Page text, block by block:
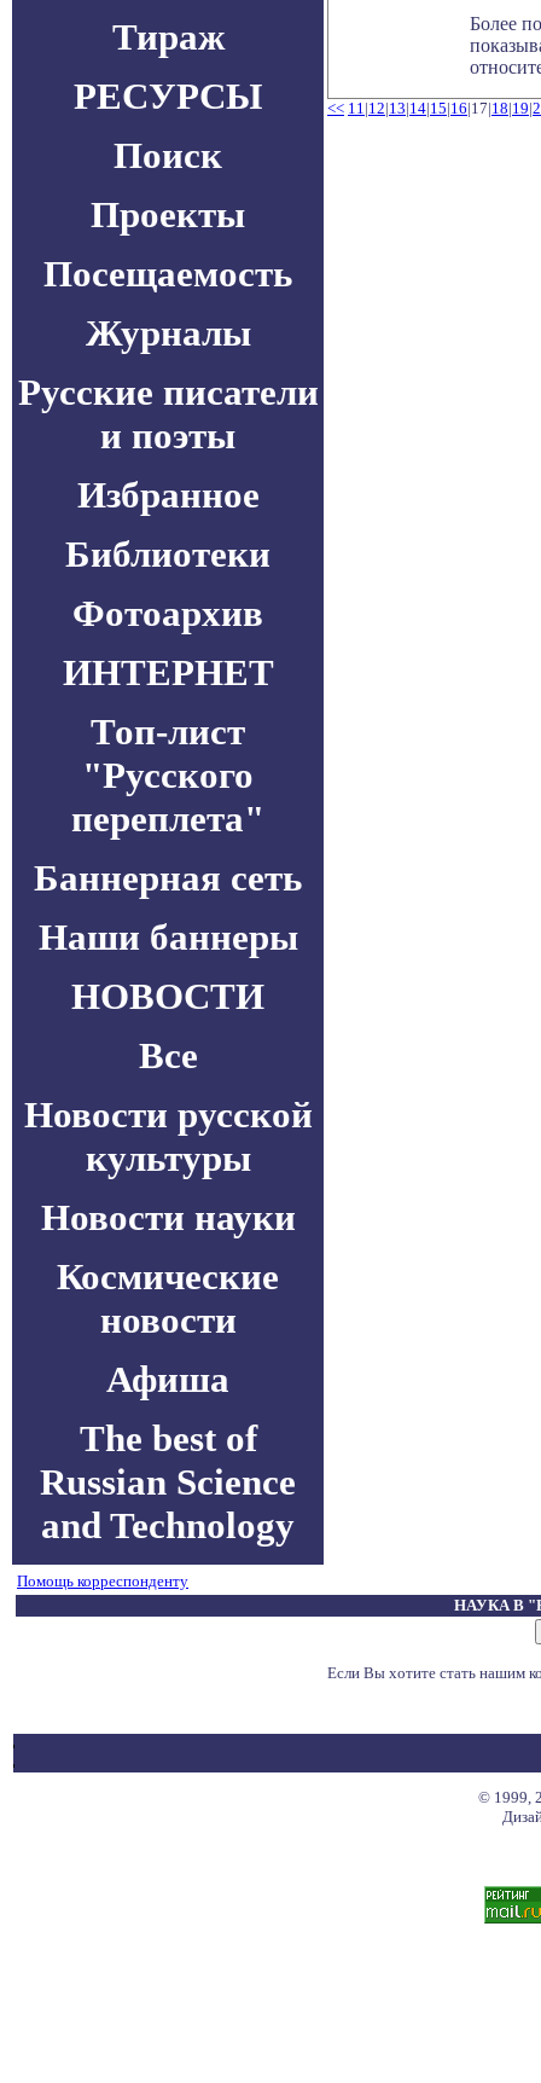
Тираж
РЕСУРСЫ
Поиск
Проекты
Посещаемость
Журналы
Русские писатели
и поэты
Избранное
Библиотеки
Фотоархив
ИНТЕРНЕТ
Топ-лист
"Русского
переплета"
Баннерная сеть
Наши баннеры
НОВОСТИ
Все
Новости русской
культуры
Новости науки
Космические
новости
Афиша
The best of
Russian Science
and Technology
Более
<< 11|12|13|14|15|16|17|18|19|
Помощь корреспонденту
НАУКА В
Если Вы хотите стать нашим
© 1999,